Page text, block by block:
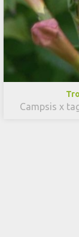
Campsis x